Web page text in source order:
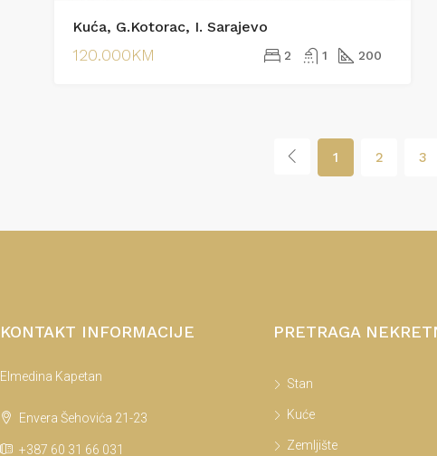
Kuća, G.Kotorac, I. Sarajevo
120.000KM 2 1 200
1 2 3
KONTAKT INFORMACIJE
Elmedina Kapetan
Envera Šehovića 21-23
+387 60 31 66 031
PRETRAGA
Stan
Kuće
Zemljište